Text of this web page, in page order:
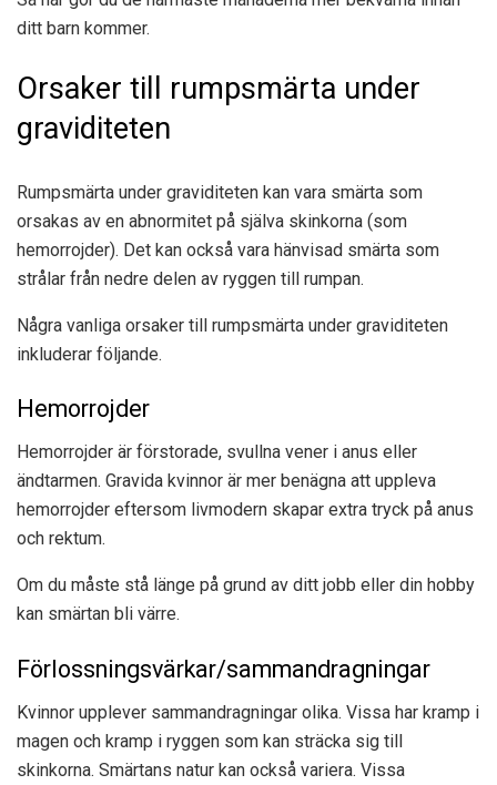
ditt barn kommer.
Orsaker till rumpsmärta under
graviditeten
Rumpsmärta under graviditeten kan vara smärta som
orsakas av en abnormitet på själva skinkorna (som
hemorrojder). Det kan också vara hänvisad smärta som
strålar från nedre delen av ryggen till rumpan.
Några vanliga orsaker till rumpsmärta under graviditeten
inkluderar följande.
Hemorrojder
Hemorrojder är förstorade, svullna vener i anus eller
ändtarmen. Gravida kvinnor är mer benägna att uppleva
hemorrojder eftersom livmodern skapar extra tryck på anus
och rektum.
Om du måste stå länge på grund av ditt jobb eller din hobby
kan smärtan bli värre.
Förlossningsvärkar/sammandragningar
Kvinnor upplever sammandragningar olika. Vissa har kramp i
magen och kramp i ryggen som kan sträcka sig till
skinkorna. Smärtans natur kan också variera. Vissa